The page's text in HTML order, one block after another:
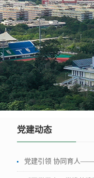
党建动态
党建引领 协同育人——